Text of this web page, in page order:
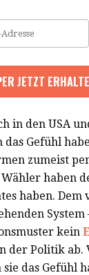
in den USA
Gefühl
zumeist
haben
haben.
System
kein
der Politik ab.
das Gefühl